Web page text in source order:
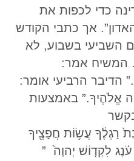
כדי לכפות את
אך כתבי הקודש
השביעי בשבוע, לא
המשיח אמר:
הדיבר הרביעי אומר:
אֱלֹהֶיךָ.” באמצעות
רַגְלֶ֔ךָ עֲשׂ֥וֹת חֲפָצֶ֖יךָ
לִקְד֤וֹשׁ יְהוָה֙ ”